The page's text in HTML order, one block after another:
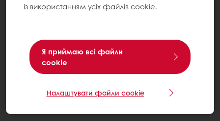
із використанням усіх файлів cookie.
Я приймаю всі файли
cookie
Налаштувати файли cookie